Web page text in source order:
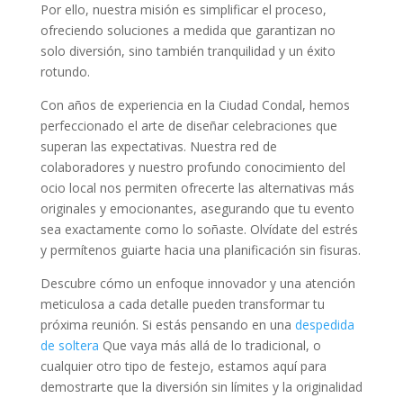
Por ello, nuestra misión es simplificar el proceso,
ofreciendo soluciones a medida que garantizan no
solo diversión, sino también tranquilidad y un éxito
rotundo.
Con años de experiencia en la Ciudad Condal, hemos
perfeccionado el arte de diseñar celebraciones que
superan las expectativas. Nuestra red de
colaboradores y nuestro profundo conocimiento del
ocio local nos permiten ofrecerte las alternativas más
originales y emocionantes, asegurando que tu evento
sea exactamente como lo soñaste. Olvídate del estrés
y permítenos guiarte hacia una planificación sin fisuras.
Descubre cómo un enfoque innovador y una atención
meticulosa a cada detalle pueden transformar tu
próxima reunión. Si estás pensando en una despedida
de soltera Que vaya más allá de lo tradicional, o
cualquier otro tipo de festejo, estamos aquí para
demostrarte que la diversión sin límites y la originalidad